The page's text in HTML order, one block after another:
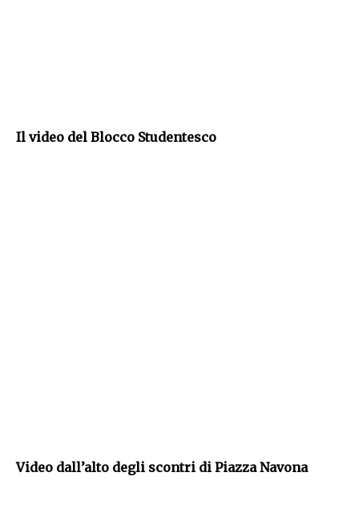
Il video del Blocco Studentesco
Video dall’alto degli scontri di Piazza Navona